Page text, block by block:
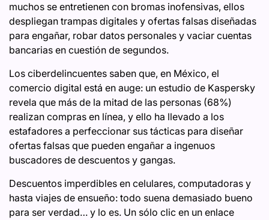
muchos se entretienen con bromas inofensivas, ellos
despliegan trampas digitales y ofertas falsas diseñadas
para engañar, robar datos personales y vaciar cuentas
bancarias en cuestión de segundos.
Los ciberdelincuentes saben que, en México, el
comercio digital está en auge: un estudio de Kaspersky
revela que más de la mitad de las personas (68%)
realizan compras en línea, y ello ha llevado a los
estafadores a perfeccionar sus tácticas para diseñar
ofertas falsas que pueden engañar a ingenuos
buscadores de descuentos y gangas.
Descuentos imperdibles en celulares, computadoras y
hasta viajes de ensueño: todo suena demasiado bueno
para ser verdad… y lo es. Un sólo clic en un enlace